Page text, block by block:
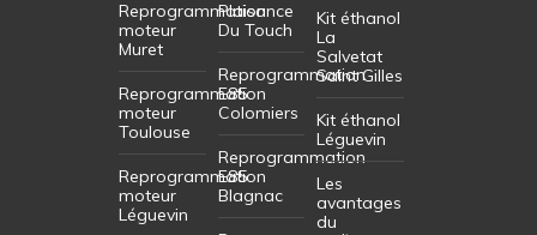
Reprogrammation
moteur
Muret
Reprogrammation
moteur
Toulouse
Reprogrammation
moteur
Léguevin
Plaisance
Du Touch
Reprogrammation
E85
Colomiers
Reprogrammation
E85
Blagnac
Kit éthanol
La
Salvetat
Saint Gilles
Kit éthanol
Léguevin
Les
avantages
du